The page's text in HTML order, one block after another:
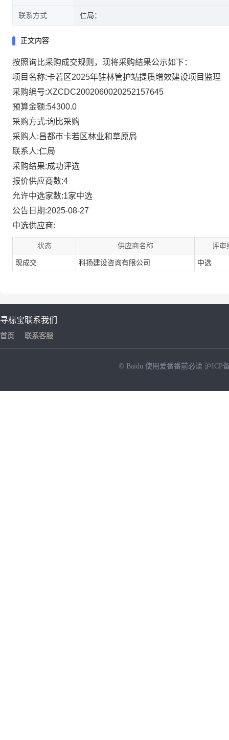
联系方式 仁局：
正文内容
按照询比采购成交规则，现将采购结果公示如下：
项目名称:卡若区2025年驻林管护站提质增效建设项目监理
采购编号:XZCDC2002060020252157645
预算金额:54300.0
采购方式:询比采购
采购人:昌都市卡若区林业和草原局
联系人:仁局
采购结果:成功评选
报价供应商数:4
允许中选家数:1家中选
公告日期:2025-08-27
中选供应商:
状态 供应商名称 评审
现成交 科扬建设咨询有限公司 中选
寻标宝
首页
联系我们
联系客服
© Baidu 使用爱番番前必读 沪ICP